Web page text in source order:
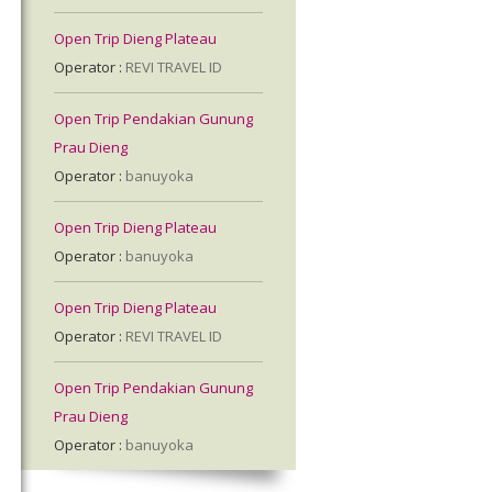
Open Trip Dieng Plateau
Operator : REVI TRAVEL ID
Open Trip Pendakian Gunung
Prau Dieng
Operator : banuyoka
Open Trip Dieng Plateau
Operator : banuyoka
Open Trip Dieng Plateau
Operator : REVI TRAVEL ID
Open Trip Pendakian Gunung
Prau Dieng
Operator : banuyoka